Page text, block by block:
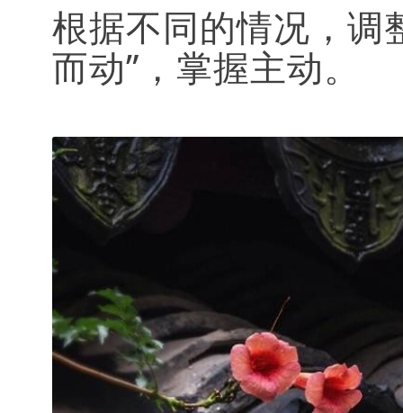
根据不同的情况，调
而动”，掌握主动。